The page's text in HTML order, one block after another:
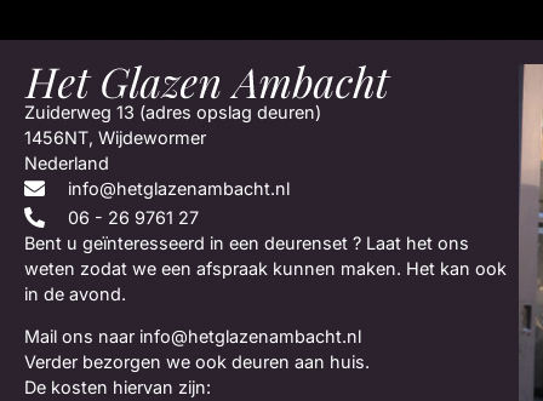
Zuiderweg 13 (adres opslag deuren)
1456NT, Wijdewormer
Nederland
info@hetglazenambacht.nl
06 - 26 9761 27
Bent u geïnteresseerd in een deurenset ? Laat het ons
weten zodat we een afspraak kunnen maken. Het kan ook
in de avond.
Mail ons naar info@hetglazenambacht.nl
Verder bezorgen we ook deuren aan huis.
De kosten hiervan zijn: